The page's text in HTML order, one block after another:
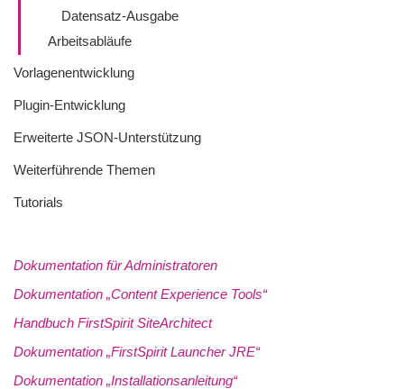
Datensatz-Ausgabe
Arbeitsabläufe
Vorlagenentwicklung
Plugin-Entwicklung
Erweiterte JSON-Unterstützung
Weiterführende Themen
Tutorials
Dokumentation für Administratoren
Dokumentation „Content Experience Tools“
Handbuch FirstSpirit SiteArchitect
Dokumentation „FirstSpirit Launcher JRE“
Dokumentation „Installationsanleitung“